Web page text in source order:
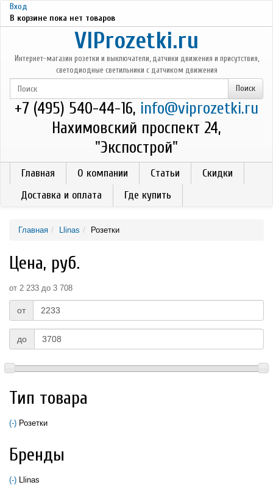
Перейти к основному содержанию
Вход
В корзине пока нет товаров
VIProzetki.ru
Интернет-магазин розетки и выключатели, датчики движения и присутствия,
светодиодные светильники с датчиком движения
+7 (495) 540-44-16, info@viprozetki.ru
Нахимовский проспект 24,
"Экспострой"
Главная О компании Статьи
Скидки
Доставка и оплата
Где купить
Главная Llinas Розетки
Цена, руб.
от 2 233 до 3 708
от
до
Тип товара
(-) Remove Розетки filter
Розетки
Бренды
(-) Remove Llinas filter
Llinas